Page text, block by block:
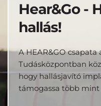
Hear&Go -
hallás!
A HEAR&GO csapata
Tudásközpontban
hogy hallásjavító
támogassa több